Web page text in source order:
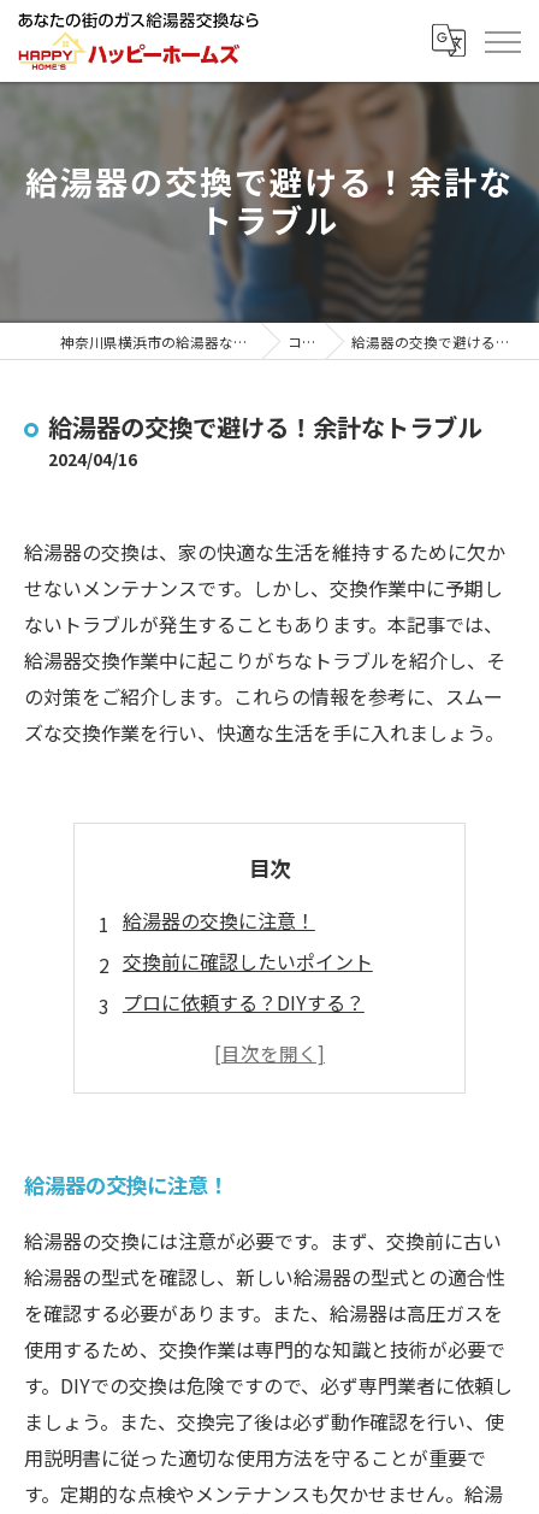
給湯器の交換で避ける！余計な
トラブル
神奈川県横浜市の給湯器ならハッピーホームズ コラム 給湯器の交換で避ける！余計なトラブル
給湯器の交換で避ける！余計なトラブル
2024/04/16
給湯器の交換は、家の快適な生活を維持するために欠か
せないメンテナンスです。しかし、交換作業中に予期し
ないトラブルが発生することもあります。本記事では、
給湯器交換作業中に起こりがちなトラブルを紹介し、そ
の対策をご紹介します。これらの情報を参考に、スムー
ズな交換作業を行い、快適な生活を手に入れましょう。
目次
給湯器の交換に注意！
交換前に確認したいポイント
プロに依頼する？DIYする？
交換後に注意したいこと
給湯器の交換に注意！
給湯器の交換には注意が必要です。まず、交換前に古い
給湯器の型式を確認し、新しい給湯器の型式との適合性
を確認する必要があります。また、給湯器は高圧ガスを
使用するため、交換作業は専門的な知識と技術が必要で
す。DIYでの交換は危険ですので、必ず専門業者に依頼し
ましょう。また、交換完了後は必ず動作確認を行い、使
用説明書に従った適切な使用方法を守ることが重要で
す。定期的な点検やメンテナンスも欠かせません。給湯